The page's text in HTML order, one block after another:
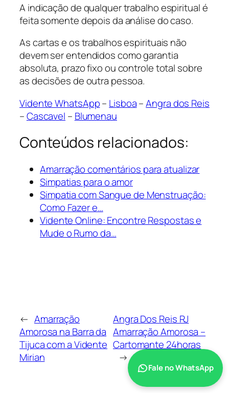
A indicação de qualquer trabalho espiritual é
feita somente depois da análise do caso.
As cartas e os trabalhos espirituais não
devem ser entendidos como garantia
absoluta, prazo fixo ou controle total sobre
as decisões de outra pessoa.
Vidente WhatsApp– Lisboa–Angra dos Reis
–Cascavel – Blumenau
Conteúdos relacionados:
Amarração comentários para atualizar
Simpatias para o amor
Simpatia com Sangue de Menstruação:
Como Fazer e…
Vidente Online: Encontre Respostas e
Mude o Rumo da…
← Amarração
Amorosa na Barra da
Tijuca com a Vidente
Mirian
Angra Dos Reis RJ
Amarração Amorosa –
Cartomante 24horas
→
Fale no WhatsApp